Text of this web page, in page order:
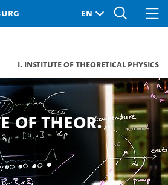
I. Institute of Theoretical Physics
of Theor.